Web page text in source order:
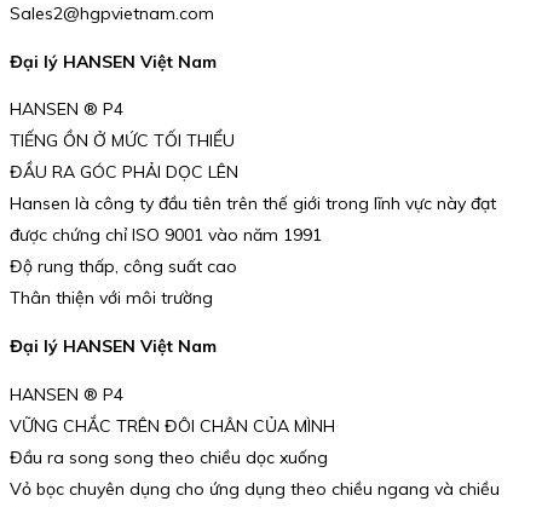
Sales2@hgpvietnam.com
Đại lý HANSEN Việt Nam
HANSEN ® P4
TIẾNG ỒN Ở MỨC TỐI THIỂU
ĐẦU RA GÓC PHẢI DỌC LÊN
Hansen là công ty đầu tiên trên thế giới trong lĩnh vực này đạt
được chứng chỉ ISO 9001 vào năm 1991
Độ rung thấp, công suất cao
Thân thiện với môi trường
Đại lý HANSEN Việt Nam
HANSEN ® P4
VỮNG CHẮC TRÊN ĐÔI CHÂN CỦA MÌNH
Đầu ra song song theo chiều dọc xuống
Vỏ bọc chuyên dụng cho ứng dụng theo chiều ngang và chiều